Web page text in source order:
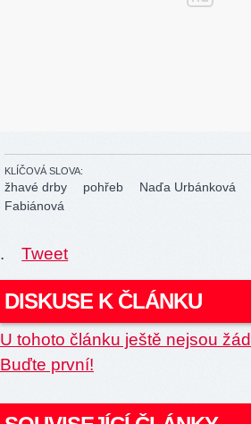
KLÍČOVÁ SLOVA:
žhavé drby pohřeb Naďa Urbánková
Fabiánová
. Tweet
DISKUSE K ČLÁNKU
U tohoto článku ještě nejsou
Buďte první!